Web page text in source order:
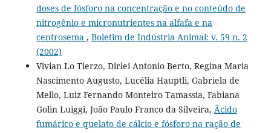
doses de fósforo na concentração e no conteúdo de
nitrogênio e micronutrientes na alfafa e na
centrosema , Boletim de Indústria Animal: v. 59 n. 2
(2002)
Vivian Lo Tierzo, Dirlei Antonio Berto, Regina Maria
Nascimento Augusto, Lucélia Hauptli, Gabriela de
Mello, Luiz Fernando Monteiro Tamassia, Fabiana
Golin Luiggi, João Paulo Franco da Silveira, Ãcido
fumárico e quelato de cálcio e fósforo na ração de